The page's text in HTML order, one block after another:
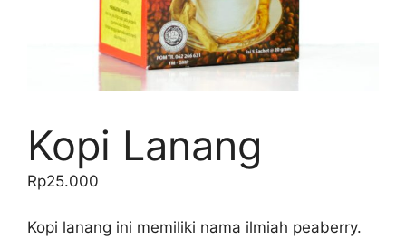
Kopi Lanang
Rp25.000
Kopi lanang ini memiliki nama ilmiah peaberry.